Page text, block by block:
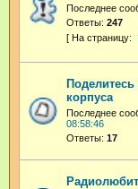
Последнее
Ответы: 247
Поделитесь
корпуса
Последнее
08:58:46
Ответы: 17